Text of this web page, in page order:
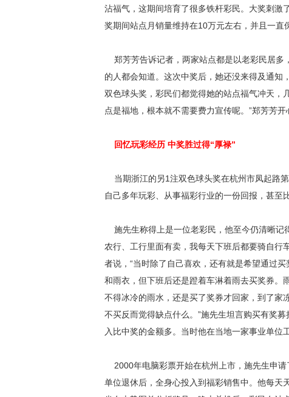
沾福气，这期间培育了很多铁杆彩民。大奖刺激
奖期间站点月销量维持在10万元左右，并且一直
郑芳芳告诉记者，两家站点都是以老彩民居多
的人都会知道。这次中奖后，她还没来得及通知
双色球头奖，彩民们都觉得她的站点福气冲天，
点是福地，根本就不需要费力宣传呢。”郑芳芳开
回忆玩彩经历 中奖胜过得“厚禄”
当期浙江的另1注双色球头奖在杭州市凤起路
自己多年玩彩、从事福彩行业的一份回报，甚至
施先生称得上是一位老彩民，他至今仍清晰记
农行、工行里面有卖，我每天下班后都要骑自行
者说，“当时除了自己喜欢，还有就是希望通过
和雨衣，但下班后还是蹬着车淋着雨去买奖券。
不得冰冷的雨水，还是买了奖券才回家，到了家
不买反而觉得缺点什么。”施先生坦言购买有奖
入比中奖的金额多。当时他在当地一家事业单位
2000年电脑彩票开始在杭州上市，施先生申
单位退休后，全身心投入到福彩销售中。他每天